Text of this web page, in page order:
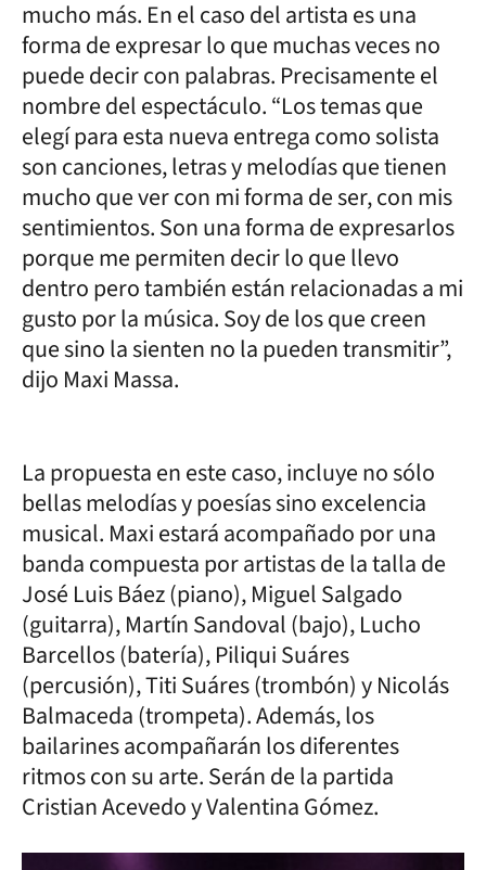
mucho más. En el caso del artista es una
forma de expresar lo que muchas veces no
puede decir con palabras. Precisamente el
nombre del espectáculo. “Los temas que
elegí para esta nueva entrega como solista
son canciones, letras y melodías que tienen
mucho que ver con mi forma de ser, con mis
sentimientos. Son una forma de expresarlos
porque me permiten decir lo que llevo
dentro pero también están relacionadas a mi
gusto por la música. Soy de los que creen
que sino la sienten no la pueden transmitir”,
dijo Maxi Massa.
La propuesta en este caso, incluye no sólo
bellas melodías y poesías sino excelencia
musical. Maxi estará acompañado por una
banda compuesta por artistas de la talla de
José Luis Báez (piano), Miguel Salgado
(guitarra), Martín Sandoval (bajo), Lucho
Barcellos (batería), Piliqui Suáres
(percusión), Titi Suáres (trombón) y Nicolás
Balmaceda (trompeta). Además, los
bailarines acompañarán los diferentes
ritmos con su arte. Serán de la partida
Cristian Acevedo y Valentina Gómez.